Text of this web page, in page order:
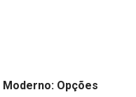
Moderno: Opções